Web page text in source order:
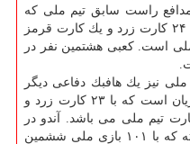
راست سابق تیم ملی كه
۸۴ بار پیراهن ملی را بر تن كرده، با ۲۴ كارت زرد و یك كارت قرمز
است. كعبی هشتمین نفر در
نیز یك هافبك دفاعی دیگر
قرار دارد. این بازیكن آندرانیك تیموریان است كه با ۲۳ كارت زرد و
تیم ملی می باشد. آندو در
حالی این آمار را از خود بجای گذاشته كه با ۱۰۱ بازی ملی ششمین